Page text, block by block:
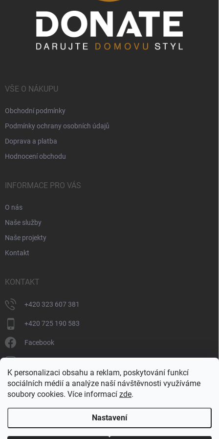
K personalizaci obsahu a reklam, poskytování funkcí
sociálních médií a analýze naší návštěvnosti využíváme
soubory cookies. Více informací zde.
Nastavení
VŠE O NÁKUPU
Obchodní podmínky
Podmínky ochrany osobních údajů
Doprava a platba
Hodnocení obchodu
INFORMACE PRO VÁS
O nás
Naše služby
Naše projekty
Kontakt
KONTAKT
+420 323 607 381
+420 725 190 583
Facebook
+420 725 190 583
Copyright 2026DONATE. Všechna práva vyhrazena.Upravit nastavení